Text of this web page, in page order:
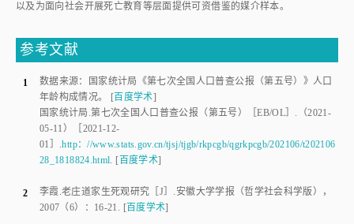
以及为面向社会开展死亡教育等层面提供可资借鉴的媒介样本。
参考文献
1
数据来源：国家统计局《第七次全国人口普查公报（第五号）》人口
年龄构成情况。 [百度学术]
国家统计局 .第七次全国人口普查公报（第五号） ［EB/OL］.（2021-
05-11 ）［ 2021-12-
01］.http：//www.stats.gov.cn/tjsj/tjgb/rkpcgb/qgrkpcgb/202106/t202106
28_1818824.html. [ 百度学术]
2 李霞 .老庄道家生死观研究 ［J］.安徽大学学报（哲学社会科学版）
，
2007 （6）： 16-21 . [百度学术]